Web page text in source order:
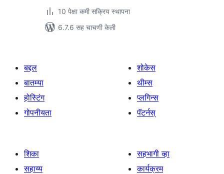
10 पेक्षा कमी सक्रिय स्थापना
6.7.6 सह चाचणी केली
बद्दल
बातम्या
होस्टिंग
गोपनीयता
शोकेस
थीम्स
प्लगिन्स
पॅटर्नस्
शिका
सहाय्य
सहभागी व्हा
कार्यक्रम